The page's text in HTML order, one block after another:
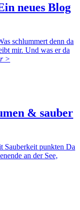
neues Blog
schlummert denn da
mir. Und was er da
>
& sauber
Sauberkeit punkten Da
an der See,